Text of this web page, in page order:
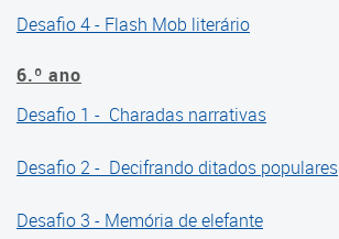
Desafio 4 - Flash Mob literário
6.º ano
Desafio 1 - Charadas narrativas
Desafio 2 - Decifrando ditados populares
Desafio 3 - Memória de elefante